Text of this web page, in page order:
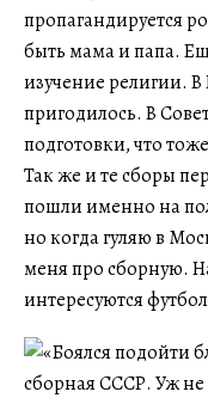
пропагандируется
быть мама и папа.
изучение религии. В
пригодилось. В
подготовки, что
Так же и те сборы
пошли именно на
но когда гуляю в
меня про сборную.
интересуются